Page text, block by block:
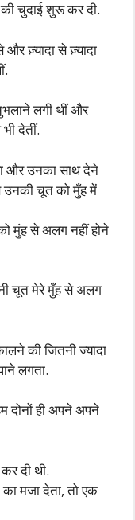
चुदाई शुरू कर दी.
ज़्यादा से ज़्यादा
लगी थीं और
देतीं.
और उनका साथ देने
चूत को मुँह में
मुंह से अलग नहीं होने
चूत मेरे मुँह से अलग
की जितनी ज्यादा
लगता.
ही अपने अपने
दी थी.
मजा देता, तो एक